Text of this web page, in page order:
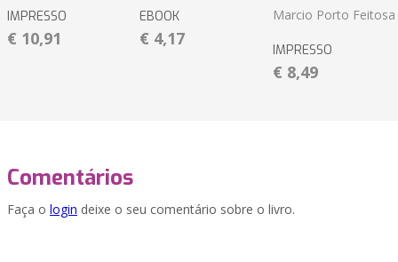
IMPRESSO
€ 10,91
EBOOK
€ 4,17
Marcio Porto Feitosa
IMPRESSO
€ 8,49
Comentários
Faça o login deixe o seu comentário sobre o livro.